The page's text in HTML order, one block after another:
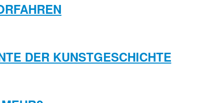
DER KUNSTGESCHICHTE